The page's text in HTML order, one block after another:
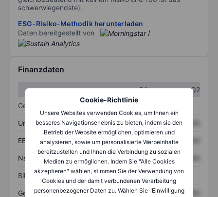
Cookie-Richtlinie
Unsere Websites verwenden Cookies, um Ihnen ein
besseres Navigationserlebnis zu bieten, indem sie den
Betrieb der Website ermöglichen, optimieren und
analysieren, sowie um personalisierte Werbeinhalte
bereitzustellen und Ihnen die Verbindung zu sozialen
Medien zu ermöglichen. Indem Sie "Alle Cookies
akzeptieren" wählen, stimmen Sie der Verwendung von
Cookies und der damit verbundenen Verarbeitung
personenbezogener Daten zu. Wählen Sie "Einwilligung
schwerwiegendste).
ESG-Risiko-Methodik herunterladen
Daten bereitgestellt von
/
Finanzdaten
Q1
Q2
Gewinn- und Verlustrechnung
Umsatz XXXXXXX XXXXXXX
EBITDA XXXXXXX XXXXXXX
Nettoeinkommen XXXXXXX
Bilanz
Gesamtvermögen XXXXXXX XXXXXXX